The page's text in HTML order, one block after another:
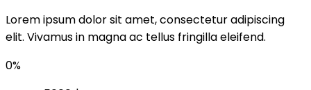
Lorem ipsum dolor sit amet, consectetur adipiscing
elit. Vivamus in magna ac tellus fringilla eleifend.
0%